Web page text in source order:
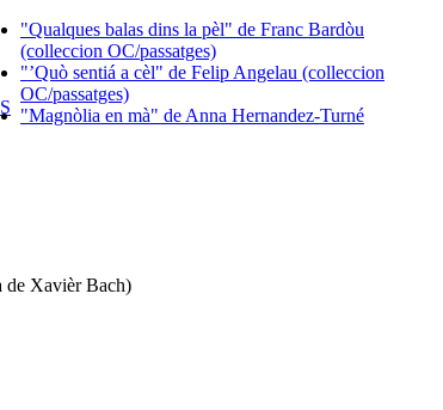
"Qualques balas dins la pèl" de Franc Bardòu
(colleccion OC/passatges)
"’Quò sentiá a cèl" de Felip Angelau (colleccion
OC/passatges)
"Magnòlia en mà" de Anna Hernandez-Turné
de Xavièr Bach)